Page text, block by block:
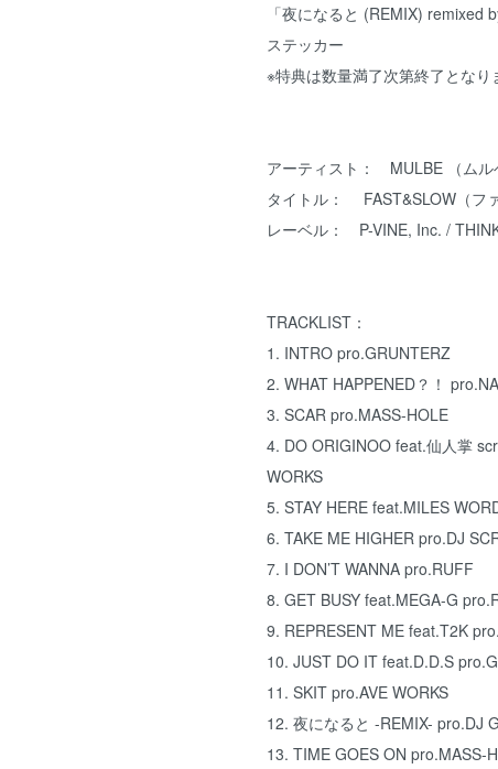
「夜になると (REMIX) remixed
ステッカー
※特典は数量満了次第終了となり
アーティスト： MULBE （ムル
タイトル： FAST&SLOW（フ
レーベル： P-VINE, Inc. /
TRACKLIST：
1. INTRO pro.GRUNTERZ
2. WHAT HAPPENED？！
3. SCAR pro.MASS-HOLE
4. DO ORIGINOO feat.仙人掌
WORKS
5. STAY HERE feat.MILES
6. TAKE ME HIGHER pro.DJ
7. I DON’T WANNA pro.RUFF
8. GET BUSY feat.MEGA-G
9. REPRESENT ME feat.T2K
10. JUST DO IT feat.D.D.S
11. SKIT pro.AVE WORKS
12. 夜になると -REMIX- pro.DJ
13. TIME GOES ON pro.MASS-